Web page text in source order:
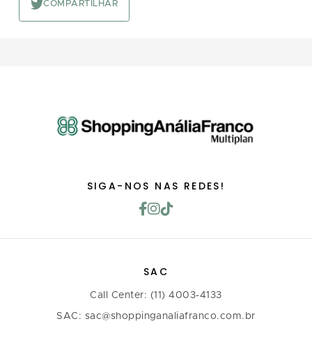
COMPARTILHAR
SIGA-NOS NAS REDES!
SAC
Call Center: (11) 4003-4133
SAC: sac@shoppinganaliafranco.com.br